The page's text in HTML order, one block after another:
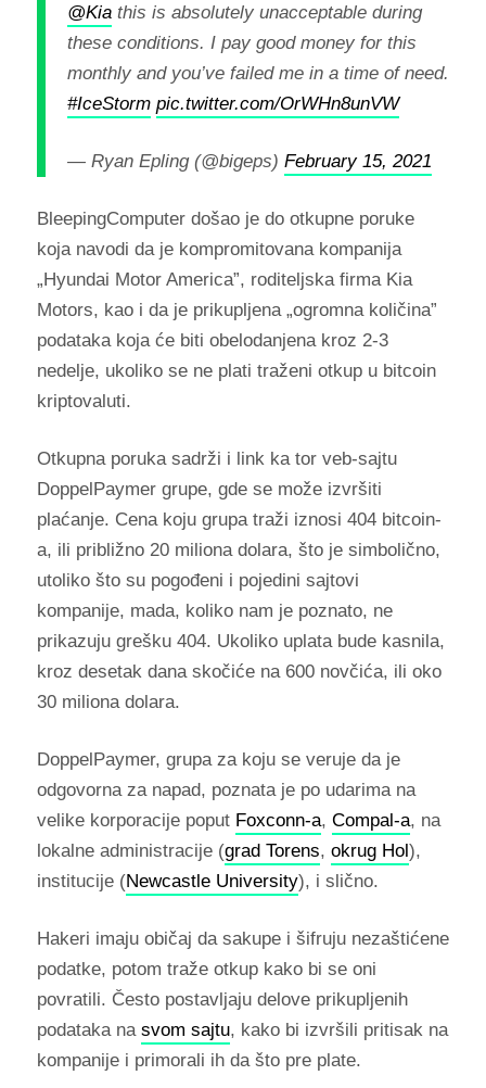
@Kiathis is absolutely unacceptable during
these conditions. I pay good money for this
monthly and you’ve failed me in a time of need.
#IceStorm pic.twitter.com/OrWHn8unVW
— Ryan Epling (@bigeps) February 15, 2021
BleepingComputer došao je do otkupne poruke
koja navodi da je kompromitovana kompanija
„Hyundai Motor America”, roditeljska firma Kia
Motors, kao i da je prikupljena „ogromna količina”
podataka koja će biti obelodanjena kroz 2-3
nedelje, ukoliko se ne plati traženi otkup u bitcoin
kriptovaluti.
Otkupna poruka sadrži i link ka tor veb-sajtu
DoppelPaymer grupe, gde se može izvršiti
plaćanje. Cena koju grupa traži iznosi 404 bitcoin-
a, ili približno 20 miliona dolara, što je simbolično,
utoliko što su pogođeni i pojedini sajtovi
kompanije, mada, koliko nam je poznato, ne
prikazuju grešku 404. Ukoliko uplata bude kasnila,
kroz desetak dana skočiće na 600 novčića, ili oko
30 miliona dolara.
DoppelPaymer, grupa za koju se veruje da je
odgovorna za napad, poznata je po udarima na
velike korporacije poput Foxconn-a, Compal-a, na
lokalne administracije (grad Torens, okrug Hol),
institucije (Newcastle University), i slično.
Hakeri imaju običaj da sakupe i šifruju nezaštićene
podatke, potom traže otkup kako bi se oni
povratili. Često postavljaju delove prikupljenih
podataka na svom sajtu, kako bi izvršili pritisak na
kompanije i primorali ih da što pre plate.